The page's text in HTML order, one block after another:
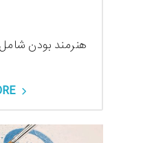
هنرمند بودن